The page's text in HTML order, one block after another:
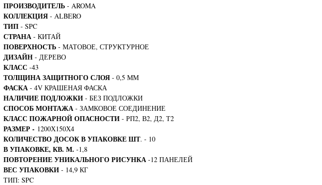
ПРОИЗВОДИТЕЛЬ - AROMA
КОЛЛЕКЦИЯ - ALBERO
ТИП - SPC
СТРАНА - КИТАЙ
ПОВЕРХНОСТЬ - МАТОВОЕ, СТРУКТУРНОЕ
ДИЗАЙН - ДЕРЕВО
КЛАСС -43
ТОЛЩИНА ЗАЩИТНОГО СЛОЯ - 0,5 ММ
ФАСКА - 4V КРАШЕНАЯ ФАСКА
НАЛИЧИЕ ПОДЛОЖКИ - БЕЗ ПОДЛОЖКИ
СПОСОБ МОНТАЖА - ЗАМКОВОЕ СОЕДИНЕНИЕ
КЛАСС ПОЖАРНОЙ ОПАСНОСТИ - РП2, В2, Д2, Т2
РАЗМЕР - 1200Х150Х4
КОЛИЧЕСТВО ДОСОК В УПАКОВКЕ ШТ. - 10
В УПАКОВКЕ, КВ. М. -1,8
ПОВТОРЕНИЕ УНИКАЛЬНОГО РИСУНКА -12 ПАНЕЛЕЙ
ВЕС УПАКОВКИ - 14,9 КГ
ТИП: SPC